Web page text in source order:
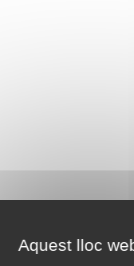
Aquest lloc